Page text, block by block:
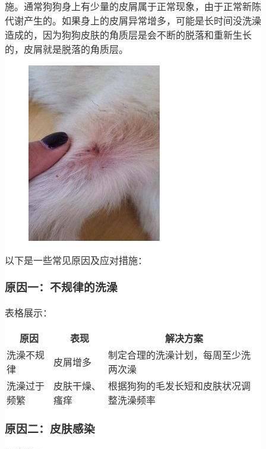
施。通常狗狗身上有少量的皮屑属于正常现象，由于正常新陈
代谢产生的。如果身上的皮屑异常增多，可能是长时间没洗澡
造成的，因为狗狗皮肤的角质层是会不断的脱落和重新生长
的，皮屑就是脱落的角质层。
以下是一些常见原因及应对措施：
原因一：不规律的洗澡
表格展示：
原因 表现
解决方案
洗澡不规
律
皮屑增多
制定合理的洗澡计划，每周至少洗
两次澡
洗澡过于
频繁
皮肤干燥、
瘙痒
根据狗狗的毛发长短和皮肤状况调
整洗澡频率
原因二：皮肤感染